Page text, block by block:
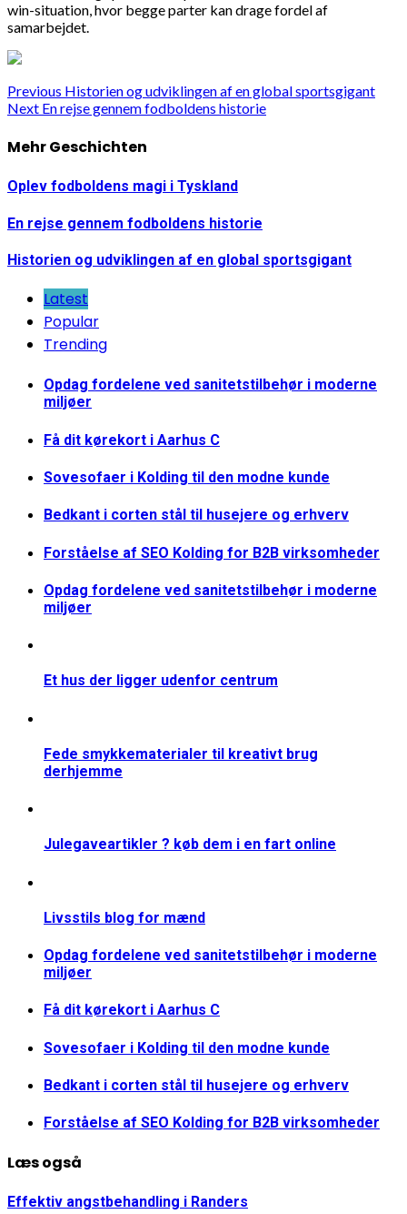
win-situation, hvor begge parter kan drage fordel af
samarbejdet.
Continue
Previous Historien og udviklingen af en global sportsgigant
Next En rejse gennem fodboldens historie
Mehr Geschichten
Oplev fodboldens magi i Tyskland
En rejse gennem fodboldens historie
Historien og udviklingen af en global sportsgigant
Latest
Popular
Trending
Opdag fordelene ved sanitetstilbehør i moderne
miljøer
Få dit kørekort i Aarhus C
Sovesofaer i Kolding til den modne kunde
Bedkant i corten stål til husejere og erhverv
Forståelse af SEO Kolding for B2B virksomheder
Opdag fordelene ved sanitetstilbehør i moderne
miljøer
Et hus der ligger udenfor centrum
Fede smykkematerialer til kreativt brug
derhjemme
Julegaveartikler ? køb dem i en fart online
Livsstils blog for mænd
Opdag fordelene ved sanitetstilbehør i moderne
miljøer
Få dit kørekort i Aarhus C
Sovesofaer i Kolding til den modne kunde
Bedkant i corten stål til husejere og erhverv
Forståelse af SEO Kolding for B2B virksomheder
Læs også
Effektiv angstbehandling i Randers